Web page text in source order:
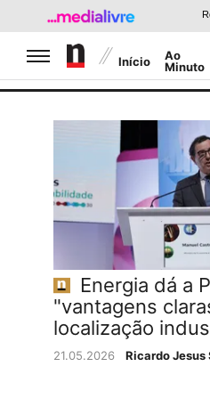
Jornal de Negócios
Início
Ao
Minuto
Energia dá a
"vantagens
localização
21.05.2026 Ricardo Jesus